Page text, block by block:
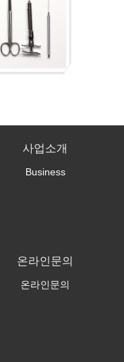
사업소개
Business
온라인문의
온라인문의